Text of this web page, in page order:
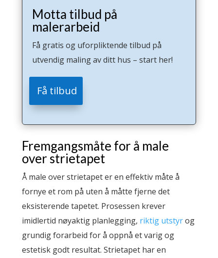
Motta tilbud på
malerarbeid
Få gratis og uforpliktende tilbud på
utvendig maling av ditt hus – start her!
Få tilbud
Fremgangsmåte for å male
over strietapet
Å male over strietapet er en effektiv måte å
fornye et rom på uten å måtte fjerne det
eksisterende tapetet. Prosessen krever
imidlertid nøyaktig planlegging, riktig utstyrog
grundig forarbeid for å oppnå et varig og
estetisk godt resultat. Strietapet har en